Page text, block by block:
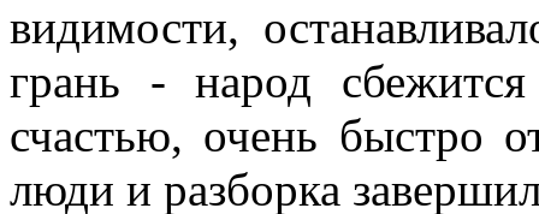
видимости,
грань - народ
счастью, очень быстро
люди и разборка